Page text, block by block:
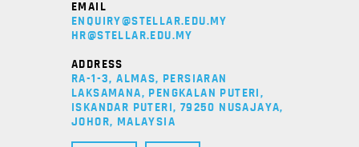
EMAIL
ENQUIRY@STELLAR.EDU.MY
HR@STELLAR.EDU.MY
ADDRESS
RA-1-3, ALMAS, PERSIARAN
LAKSAMANA, PENGKALAN PUTERI,
ISKANDAR PUTERI, 79250 NUSAJAYA,
JOHOR, MALAYSIA